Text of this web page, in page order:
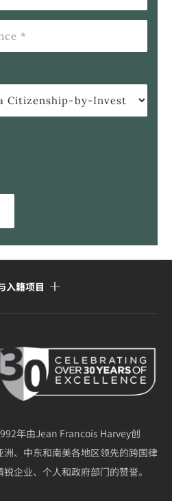
入籍项目
年由Jean Francois Harvey创
、中东和南美各地区领先的跨国律
企业、个人和政府部门的赞誉。